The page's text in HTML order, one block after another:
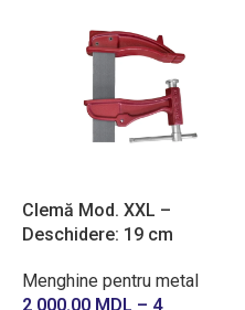
Clemă Mod. XXL –
Deschidere: 19 cm
Menghine pentru metal
2 000.00 MDL – 4